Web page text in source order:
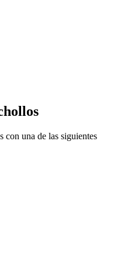
con una de las siguientes